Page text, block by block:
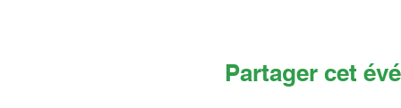
Partager cet